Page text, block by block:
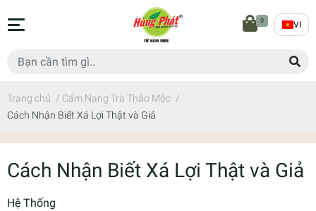
0 VI
Trang chủ / Cẩm Nang Trà Thảo Mộc /
Cách Nhận Biết Xá Lợi Thật và Giả
Cách Nhận Biết Xá Lợi Thật và Giả
Hệ Thống